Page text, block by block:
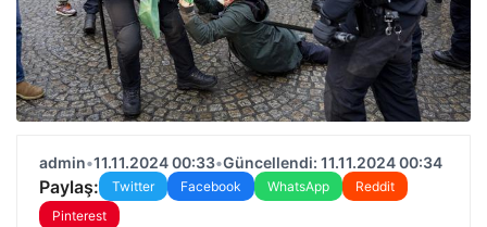
admin•11.11.2024 00:33•Güncellendi: 11.11.2024 00:34
Paylaş: Twitter Facebook WhatsApp
Reddit
Pinterest